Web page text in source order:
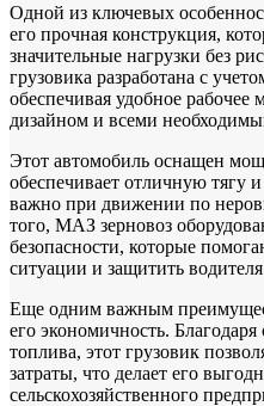
Одной из ключевых
его прочная конструкция,
значительные нагрузки без
грузовика разработана с
обеспечивая удобное
дизайном и всеми
Этот автомобиль оснащен
обеспечивает отличную тягу
важно при движении по
того, МАЗ зерновоз
безопасности, которые
ситуации и защитить
Еще одним важным
его экономичность.
топлива, этот грузовик
затраты, что делает его
сельскохозяйственного